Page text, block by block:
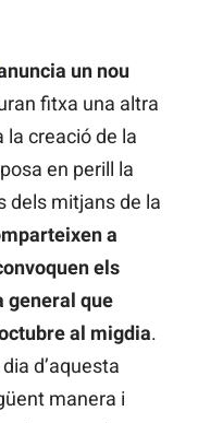
un nou
fitxa una altra
la creació de la
en perill la
dels mitjans de la
a
els
general que
al migdia.
d’aquesta
manera i